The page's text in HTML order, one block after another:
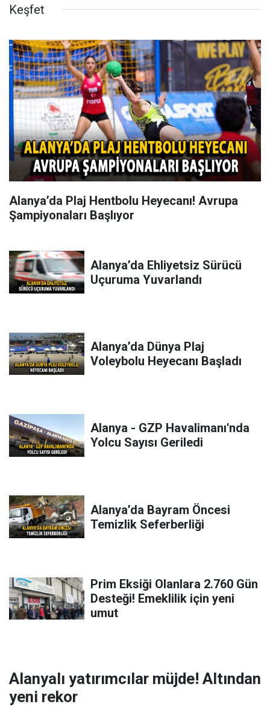
Keşfet
Alanya’da Plaj Hentbolu Heyecanı! Avrupa
Şampiyonaları Başlıyor
Alanya’da Ehliyetsiz Sürücü
Uçuruma Yuvarlandı
Alanya’da Dünya Plaj
Voleybolu Heyecanı Başladı
Alanya - GZP Havalimanı'nda
Yolcu Sayısı Geriledi
Alanya’da Bayram Öncesi
Temizlik Seferberliği
Prim Eksiği Olanlara 2.760 Gün
Desteği! Emeklilik için yeni
umut
Alanyalı yatırımcılar müjde! Altından
yeni rekor